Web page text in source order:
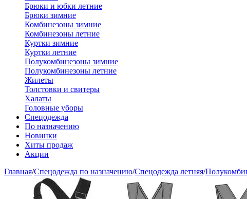
Брюки и юбки летние
Брюки зимние
Комбинезоны зимние
Комбинезоны летние
Куртки зимние
Куртки летние
Полукомбинезоны зимние
Полукомбинезоны летние
Жилеты
Толстовки и свитеры
Халаты
Головные уборы
Спецодежда
По назначению
Новинки
Хиты продаж
Акции
Главная/Спецодежда по назначению/Спецодежда летняя/